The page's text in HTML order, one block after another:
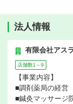
法人情報
有限会社アス
店舗数1～9
【事業内容】
■調剤薬局の経営
■鍼灸マッサージ